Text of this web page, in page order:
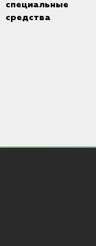
специальные
средства